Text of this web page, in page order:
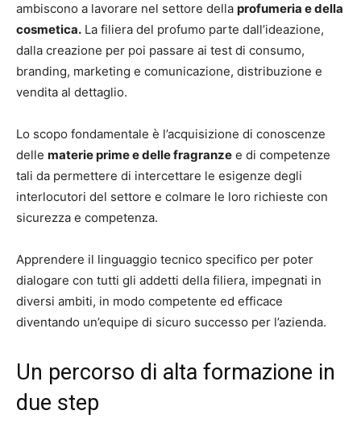
ambiscono a lavorare nel settore della profumeria e della
cosmetica. La filiera del profumo parte dall’ideazione,
dalla creazione per poi passare ai test di consumo,
branding, marketing e comunicazione, distribuzione e
vendita al dettaglio.
Lo scopo fondamentale è l’acquisizione di conoscenze
delle materie prime e delle fragranze e di competenze
tali da permettere di intercettare le esigenze degli
interlocutori del settore e colmare le loro richieste con
sicurezza e competenza.
Apprendere il linguaggio tecnico specifico per poter
dialogare con tutti gli addetti della filiera, impegnati in
diversi ambiti, in modo competente ed efficace
diventando un’equipe di sicuro successo per l’azienda.
Un percorso di alta formazione in
due step